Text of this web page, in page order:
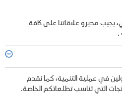
يجيب مديرو علاقاتنا على كافة
.
في عملية التنمية، كما نقدم
التي تناسب تطلعاتكم الخاصة.